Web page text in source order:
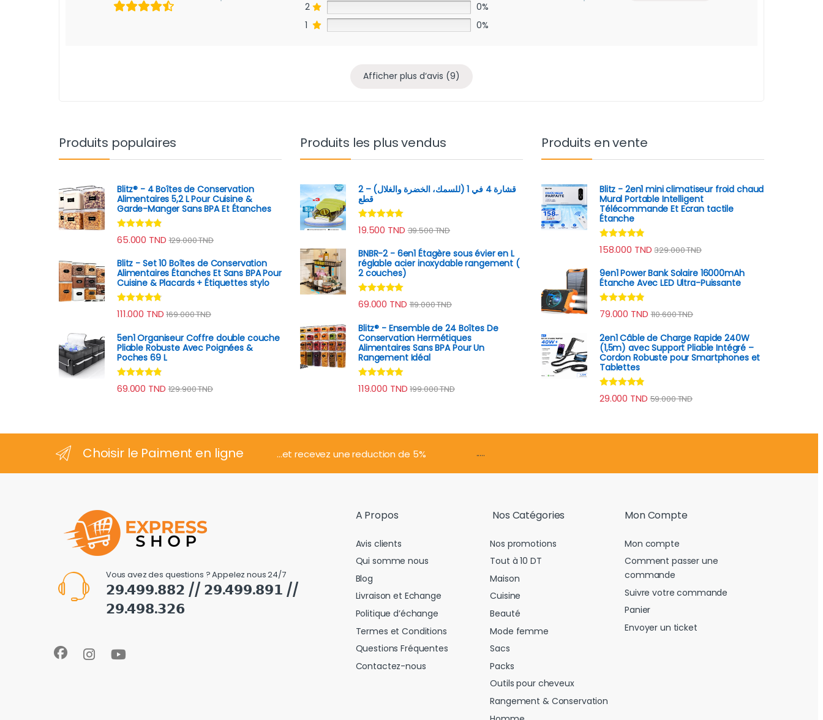
2
0%
1
0%
Afficher plus d‘avis (9)
Produits populaires
Blitz® - 4 Boîtes de Conservation
Alimentaires 5,2 L Pour Cuisine &
Garde-Manger Sans BPA Et Étanches
Note4.70
sur 5
65.000 TND 129.000TND
Blitz - Set 10 Boîtes de Conservation
Alimentaires Étanches Et Sans BPA Pour
Cuisine & Placards + Étiquettes stylo
Note4.60
sur 5
111.000 TND 169.000TND
5en1 Organiseur Coffre double couche
Pliable Robuste Avec Poignées &
Poches 69 L
Note4.69
sur 5
69.000 TND 129.900TND
Produits les plus vendus
قشارة 4 في 1 (للسمك، الخضرة والغلال) – 2
قطع
Note4.89
sur 5
19.500 TND 39.500TND
BNBR-2 - 6en1 Étagère sous évier en L
réglable acier inoxydable rangement (
2 couches)
Note4.79
sur 5
69.000 TND 119.000TND
Blitz® - Ensemble de 24 Boîtes De
Conservation Hermétiques
Alimentaires Sans BPA Pour Un
Rangement Idéal
Note4.74
sur 5
119.000 TND 199.000TND
Produits en vente
Blitz - 2en1 mini climatiseur froid chaud
Mural Portable Intelligent
Télécommande Et Ecran tactile
Étanche
Note4.67
sur 5
158.000 TND 329.000TND
9en1 Power Bank Solaire 16000mAh
Étanche Avec LED Ultra-Puissante
Note4.70
sur 5
79.000 TND 110.600TND
2en1 Câble de Charge Rapide 240W
(1,5m) avec Support Pliable Intégré –
Cordon Robuste pour Smartphones et
Tablettes
Note4.70
sur 5
29.000 TND 59.000TND
Choisir le Paiment en ligne ...et recevez une reduction de 5% .....
Vous avez des questions ? Appelez nous 24/7
𝟮𝟵.𝟰𝟵𝟵.𝟴𝟴𝟮 // 𝟮𝟵.𝟰𝟵𝟵.𝟴𝟵𝟭 //
𝟮𝟵.𝟰𝟵𝟴.𝟯𝟮𝟲
A Propos
Avis clients
Qui somme nous
Blog
Livraison et Echange
Politique d’échange
Termes et Conditions
Questions Fréquentes
Contactez-nous
Nos Catégories
Nos promotions
Tout à 10 DT
Maison
Cuisine
Beauté
Mode femme
Sacs
Packs
Outils pour cheveux
Rangement & Conservation
Mon Compte
Mon compte
Comment passer une
commande
Suivre votre commande
Panier
Envoyer un ticket